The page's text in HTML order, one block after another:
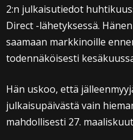
2:n julkaisutiedot
Direct -lähetyksessä.
saamaan markkinoille
todennäköisesti
Hän uskoo, että
julkaisupäivästä vain
mahdollisesti 27.